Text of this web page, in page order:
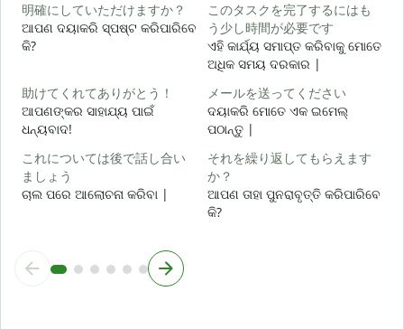
明確にしていただけますか？
ଆପଣ ଦୟାକରି ସ୍ପଷ୍ଟ କରିପାରିବେ
କି?
このタスクを完了するにはも
う少し時間が必要です
ଏହି କାର୍ଯ୍ୟ ସମାପ୍ତ କରିବାକୁ ମୋତେ
ଅଧିକ ସମୟ ଦରକାର |
助けてくれてありがとう！
ଆପଣଙ୍କର ସାହାଯ୍ୟ ପାଇଁ
ଧନ୍ୟବାଦ!
メールを送ってください
ଦୟାକରି ମୋତେ ଏକ ଇମେଲ୍
ପଠାନ୍ତୁ |
これについては後で話し合い
ましょう
ଚାଲ ପରେ ଆଲୋଚନା କରିବା |
それを繰り返してもらえます
か？
ଆପଣ ତାହା ପୁନରାବୃତ୍ତି କରିପାରିବେ
କି?